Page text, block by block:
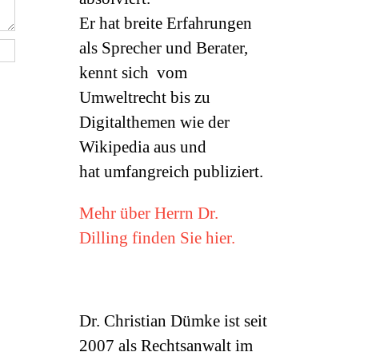
Er hat breite Erfahrungen
als Sprecher und Berater,
kennt sich vom
Umweltrecht bis zu
Digitalthemen wie der
Wikipedia aus und
hat umfangreich publiziert.
Mehr über Herrn Dr.
Dilling finden Sie hier.
Dr. Christian Dümke ist seit
2007 als Rechtsanwalt im